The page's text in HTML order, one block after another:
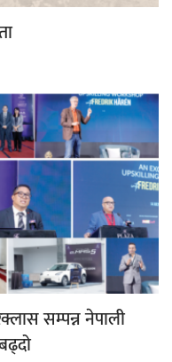
सम्पन्न नेपाली